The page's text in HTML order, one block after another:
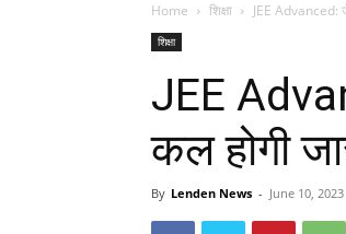
Home शिक्षा JEE Advanced:
शिक्षा
JEE
कल होगी
By Lenden News - June 10, 2023